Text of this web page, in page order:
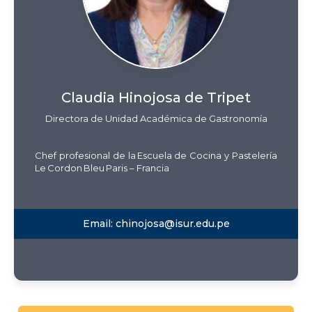
Mery Laccacta
m.laccacta.alccahuaman
@isur.edu.pe
Gerson Delgado
g.delgado.farfan@isur.edu
.pe
v.condori.uracahua@isur.e v.barreda.ramirez@isur.ed
Claudia Hinojosa de Tripet
Directora de Unidad Académica de Gastronomía
Chef profesional de la Escuela de Cocina y Pastelería
Le Cordon Bleu Paris – Francia
Email: chinojosa@isur.edu.pe